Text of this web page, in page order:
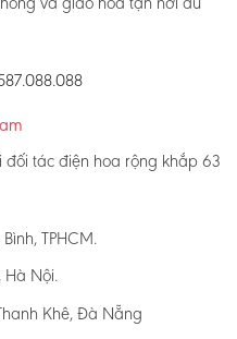
tác điện hoa rộng khắp 63
TPHCM.
Hà Nội.
Khê, Đà Nẵng